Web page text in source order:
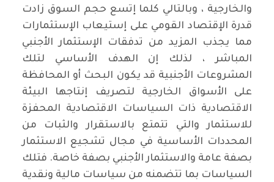
والخارجية ، وبالتالي كلما إتسع حجم السوق زادت
قدرة الإقتصاد القومي على إستيعاب الإستثمارات
مما يجذب المزيد من تدفقات الإستثمار الأجنبي
المباشر ، لذلك إن الهدف الأساسي لتلك
المشروعات الأجنبية قد يكون البحث أو المحافظة
على الأسواق الخارجية لتصريف إنتاجها البيئة
الاقتصادية ذات السياسات الاقتصادية المحفزة
للاستثمار والتي تتمتع بالاستقرار والثبات من
المحددات الأساسية في مجال تشجيع الاستثمار
بصفة عامة والاستثمار الأجنبي بصفة خاصة. فتلك
السياسات بما تتضمنه من سياسات مالية ونقدية